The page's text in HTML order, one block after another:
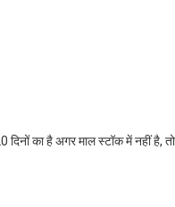
का है अगर माल स्टॉक में नहीं है,